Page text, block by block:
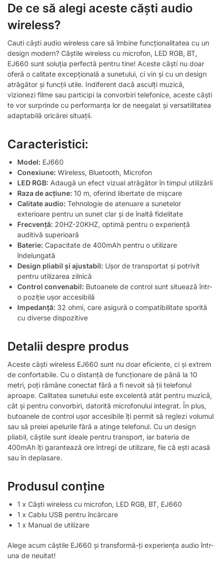
De ce să alegi aceste căști audio
wireless?
Cauti căști audio wireless care să îmbine funcționalitatea cu un
design modern? Căștile wireless cu microfon, LED RGB, BT,
EJ660 sunt soluția perfectă pentru tine! Aceste căști nu doar
oferă o calitate excepțională a sunetului, ci vin și cu un design
atrăgător și funcții utile. Indiferent dacă asculți muzică,
vizionezi filme sau participi la convorbiri telefonice, aceste căști
te vor surprinde cu performanța lor de neegalat și versatilitatea
adaptabilă oricărei situații.
Caracteristici:
Model: EJ660
Conexiune: Wireless, Bluetooth, Microfon
LED RGB: Adaugă un efect vizual atrăgător în timpul utilizării
Raza de acțiune: 10 m, oferind libertate de mișcare
Calitate audio: Tehnologie de atenuare a sunetelor
exterioare pentru un sunet clar și de înaltă fidelitate
Frecvență: 20HZ-20KHZ, optimă pentru o experiență
auditivă superioară
Baterie: Capacitate de 400mAh pentru o utilizare
îndelungată
Design pliabil și ajustabil: Ușor de transportat și potrivit
pentru utilizarea zilnică
Control convenabil: Butoanele de control sunt situează într-
o poziție ușor accesibilă
Impedanță: 32 ohmi, care asigură o compatibilitate sporită
cu diverse dispozitive
Detalii despre produs
Aceste căști wireless EJ660 sunt nu doar eficiente, ci și extrem
de confortabile. Cu o distanță de funcționare de până la 10
metri, poți rămâne conectat fără a fi nevoit să ții telefonul
aproape. Calitatea sunetului este excelentă atât pentru muzică,
cât și pentru convorbiri, datorită microfonului integrat. În plus,
butoanele de control ușor accesibile îți permit să reglezi volumul
sau să preiei apelurile fără a atinge telefonul. Cu un design
pliabil, căștile sunt ideale pentru transport, iar bateria de
400mAh îți garantează ore întregi de utilizare, fie că ești acasă
sau în deplasare.
Produsul conține
1 x Căști wireless cu microfon, LED RGB, BT, EJ660
1 x Cablu USB pentru încărcare
1 x Manual de utilizare
Alege acum căștile EJ660 și transformă-ți experiența audio într-
una de neuitat!